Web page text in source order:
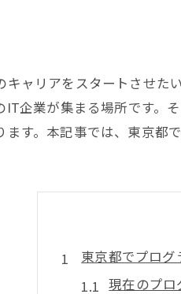
キャリアをスタートさせた
企業が集まる場所です。
す。本記事では、東京都
東京都でプロ
現在のプロ